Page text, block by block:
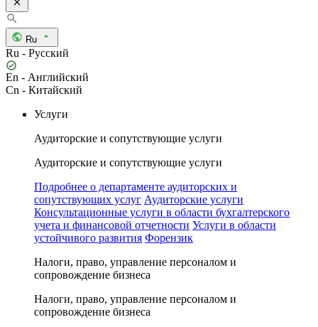
Ru
Ru - Русский
En - Английский
Cn - Китайский
Услуги
Аудиторские и сопутствующие услуги
Аудиторские и сопутствующие услуги
Подробнее о департаменте аудиторских и
сопутствующих услуг Аудиторские услуги
Консультационные услуги в области бухгалтерского
учета и финансовой отчетности Услуги в области
устойчивого развития Форензик
Налоги, право, управление персоналом и
сопровождение бизнеса
Налоги, право, управление персоналом и
сопровождение бизнеса